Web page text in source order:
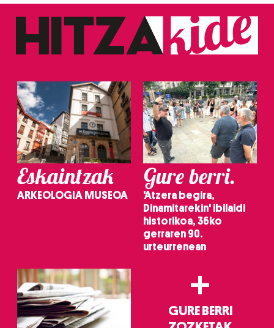
zerbitzuak hobetzeko asmoz, cookie teknologiaz
baliatzen gara. Ohar hau onartuz gero, teknologia hori
erabiltzeko baimen esplizitua ematen diguzu.Gehiago
Eskaintzak
ARKEOLOGIA MUSEOA
Gure berri.
'Atzera begira,
Dinamitarekin' ibilaldi
historikoa, 36ko
gerraren 90.
urteurrenean
+
GURE BERRI